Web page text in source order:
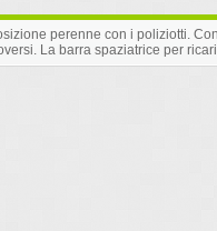
Religione
perenne con i poliziotti.
La barra spaziatrice per